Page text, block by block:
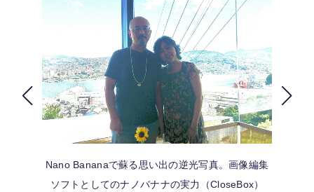
公式ストア
FOLLOW US
Nano Bananaで蘇る思い出の逆光写真。画像編集
ソフトとしてのナノバナナの実力（CloseBox）